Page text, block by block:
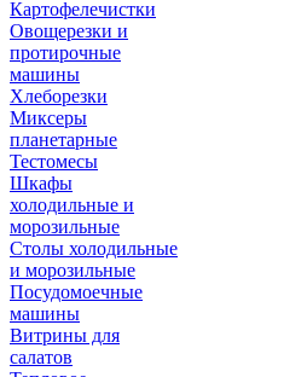
Картофелечистки
Овощерезки и
протирочные
машины
Хлеборезки
Миксеры
планетарные
Тестомесы
Шкафы
холодильные и
морозильные
Столы холодильные
и морозильные
Посудомоечные
машины
Витрины для
салатов